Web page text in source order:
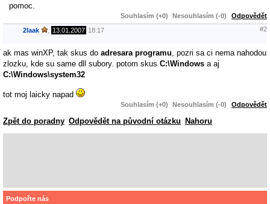
pomoc.
Souhlasím (+0) Nesouhlasím (-0) Odpovědět
2laak 13.01.2007 18:17 #2
ak mas winXP, tak skus do adresara programu , pozri sa ci nema nahodou
zlozku, kde su same dll subory. potom skus C:\Windows a aj
C:\Windows\system32
tot moj laicky napad
Souhlasím (+0) Nesouhlasím (-0) Odpovědět
Zpět do poradny Odpovědět na původní otázku Nahoru
Podpořte nás